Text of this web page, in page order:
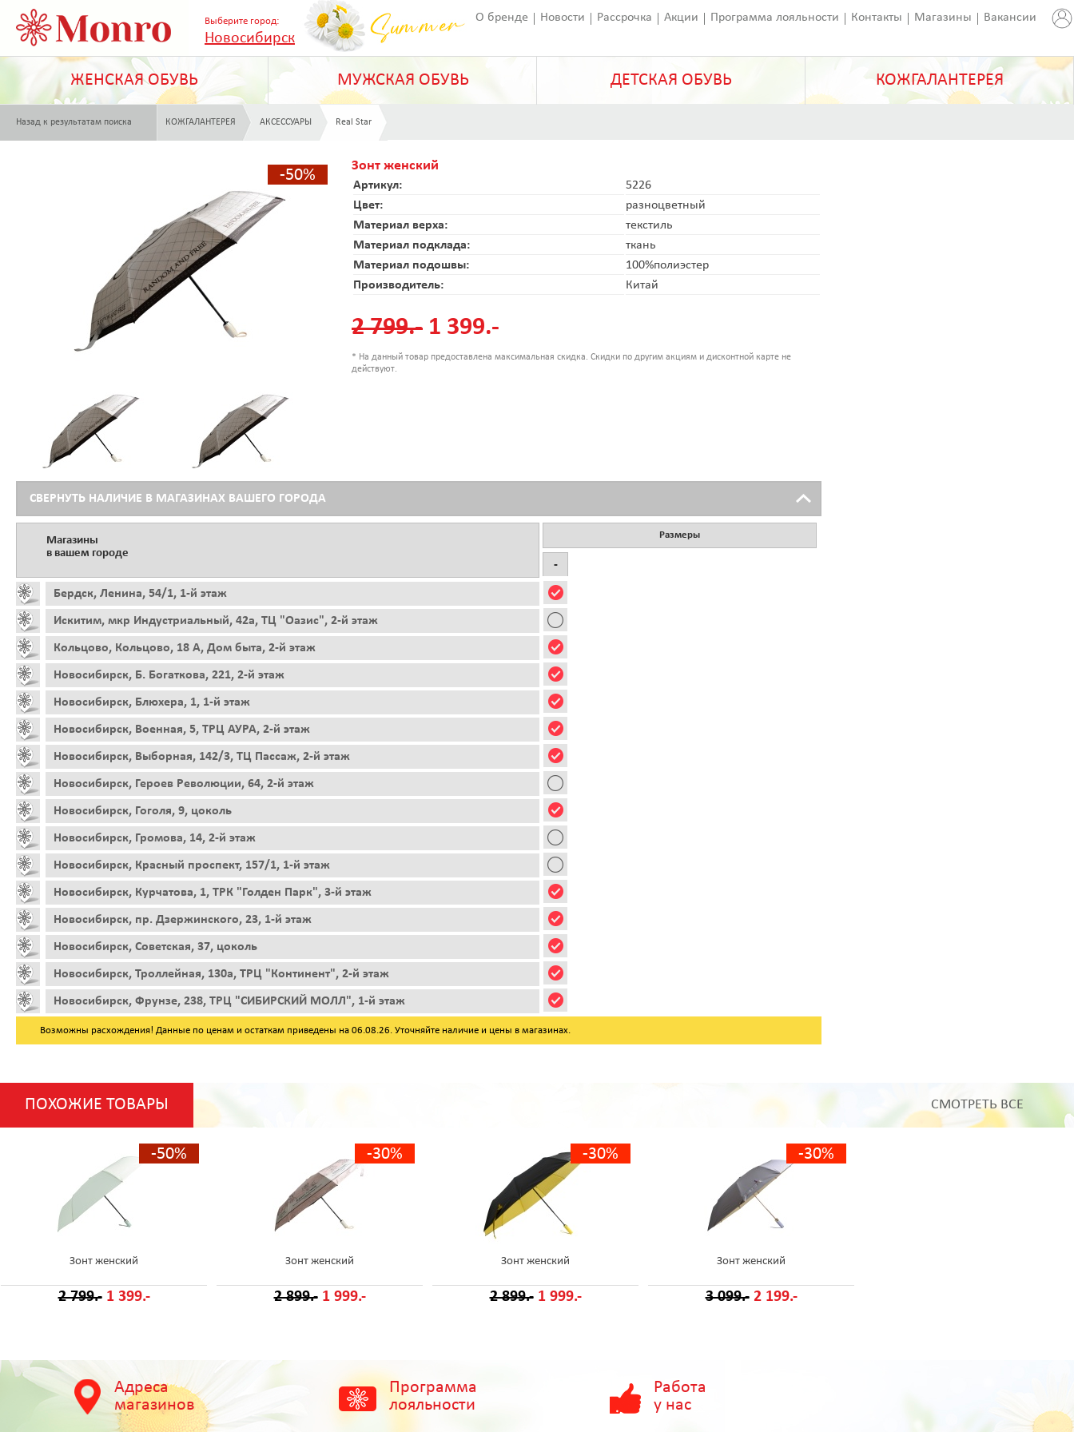
Выберите город:
Новосибирск
О бренде Новости Рассрочка Акции Программа лояльности Контакты Магазины Вакансии
ЖЕНСКАЯ ОБУВЬ МУЖСКАЯ ОБУВЬ ДЕТСКАЯ ОБУВЬ КОЖГАЛАНТЕРЕЯ
Назад к результатам поиска КОЖГАЛАНТЕРЕЯ АКСЕССУАРЫ Real Star
-50%
Зонт женский
Артикул:
5226
Цвет:
разноцветный
Материал верха:
текстиль
Материал подклада:
ткань
Материал подошвы:
100%полиэстер
Производитель:
Китай
2 799.- 1 399.-
* На данный товар предоставлена максимальная скидка. Скидки по другим акциям и дисконтной карте не
действуют.
СВЕРНУТЬ НАЛИЧИЕ В МАГАЗИНАХ ВАШЕГО ГОРОДА
Магазины
в вашем городе
Бердск, Ленина, 54/1, 1-й этаж
Искитим, мкр Индустриальный, 42а, ТЦ "Оазис", 2-й этаж
Кольцово, Кольцово, 18 А, Дом быта, 2-й этаж
Новосибирск, Б. Богаткова, 221, 2-й этаж
Новосибирск, Блюхера, 1, 1-й этаж
Новосибирск, Военная, 5, ТРЦ АУРА, 2-й этаж
Новосибирск, Выборная, 142/3, ТЦ Пассаж, 2-й этаж
Новосибирск, Героев Революции, 64, 2-й этаж
Новосибирск, Гоголя, 9, цоколь
Новосибирск, Громова, 14, 2-й этаж
Новосибирск, Красный проспект, 157/1, 1-й этаж
Новосибирск, Курчатова, 1, ТРК "Голден Парк", 3-й этаж
Новосибирск, пр. Дзержинского, 23, 1-й этаж
Новосибирск, Советская, 37, цоколь
Новосибирск, Троллейная, 130а, ТРЦ "Континент", 2-й этаж
Новосибирск, Фрунзе, 238, ТРЦ "СИБИРСКИЙ МОЛЛ", 1-й этаж
Размеры
-
Возможны расхождения! Данные по ценам и остаткам приведены на 06.08.26. Уточняйте наличие и цены в магазинах.
ПОХОЖИЕ ТОВАРЫ СМОТРЕТЬ ВСЕ
-50%
Зонт женский
2 799.- 1 399.-
-30%
Зонт женский
2 899.- 1 999.-
-30%
Зонт женский
2 899.- 1 999.-
-30%
Зонт женский
3 099.- 2 199.-
Адреса
магазинов
Программа
лояльности
Работа
у нас